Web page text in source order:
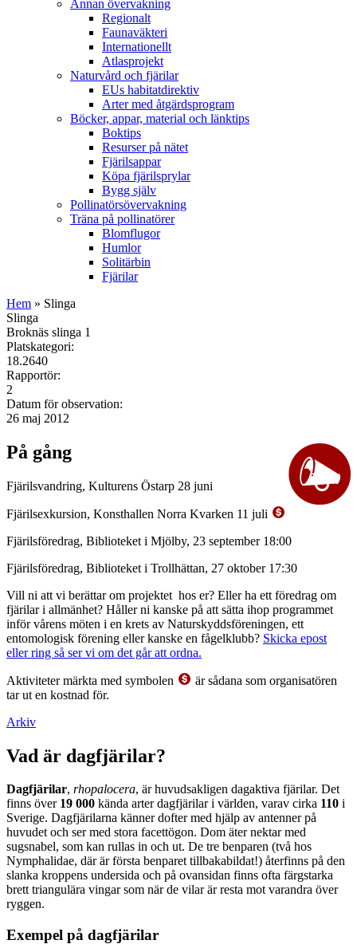
Annan övervakning
Regionalt
Faunaväkteri
Internationellt
Atlasprojekt
Naturvård och fjärilar
EUs habitatdirektiv
Arter med åtgärdsprogram
Böcker, appar, material och länktips
Boktips
Resurser på nätet
Fjärilsappar
Köpa fjärilsprylar
Bygg själv
Pollinatörsövervakning
Träna på pollinatörer
Blomflugor
Humlor
Solitärbin
Fjärilar
Hem » Slinga
Slinga
Broknäs slinga 1
Platskategori:
18.2640
Rapportör:
2
Datum för observation:
26 maj 2012
På gång
Fjärilsvandring, Kulturens Östarp 28 juni
Fjärilsexkursion, Konsthallen Norra Kvarken 11 juli
Fjärilsföredrag, Biblioteket i Mjölby, 23 september 18:00
Fjärilsföredrag, Biblioteket i Trollhättan, 27 oktober 17:30
Vill ni att vi berättar om projektet hos er? Eller ha ett föredrag om
fjärilar i allmänhet? Håller ni kanske på att sätta ihop programmet
inför vårens möten i en krets av Naturskyddsföreningen, ett
entomologisk förening eller kanske en fågelklubb? Skicka epost
eller ring så ser vi om det går att ordna.
Aktiviteter märkta med symbolen
är sådana som organisatören
tar ut en kostnad för.
Arkiv
Vad är dagfjärilar?
Dagfjärilar, rhopalocera, är huvudsakligen dagaktiva fjärilar. Det
finns över 19 000 kända arter dagfjärilar i världen, varav cirka 110 i
Sverige. Dagfjärilarna känner dofter med hjälp av antenner på
huvudet och ser med stora facettögon. Dom äter nektar med
sugsnabel, som kan rullas in och ut. De tre benparen (två hos
Nymphalidae, där är första benparet tillbakabildat!) återfinns på den
slanka kroppens undersida och på ovansidan finns ofta färgstarka
brett triangulära vingar som när de vilar är resta mot varandra över
ryggen.
Exempel på dagfjärilar